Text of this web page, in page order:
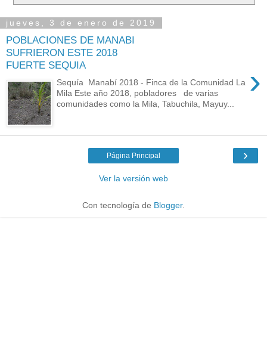
jueves, 3 de enero de 2019
POBLACIONES DE MANABI
SUFRIERON ESTE 2018
FUERTE SEQUIA
›
Sequía Manabí 2018 - Finca de la Comunidad La
Mila Este año 2018, pobladores de varias
comunidades como la Mila, Tabuchila, Mayuy...
›
Página Principal
Ver la versión web
Con tecnología de Blogger.